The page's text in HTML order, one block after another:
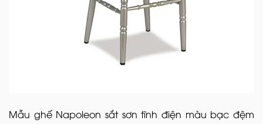
Mẫu ghế Napoleon sắt sơn tĩnh điện màu bạc đệm